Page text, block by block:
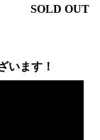
SOLD OUT
います！